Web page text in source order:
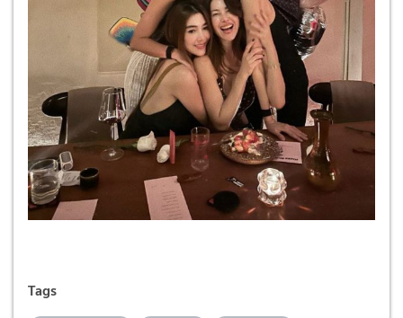
Tags